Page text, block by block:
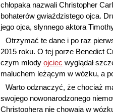
chłopaka nazwali Christopher
bohaterów gwiaździstego ojca.
jego ojca, słynnego aktora
Otrzymać te dane i po raz
2015 roku. O tej porze Benedict
czym młody ojciec wyglądał
maluchem leżącym w wózku, a
Warto odznaczyć, że chociaż
swojego nowonarodzonego
Christophera nie chowają w